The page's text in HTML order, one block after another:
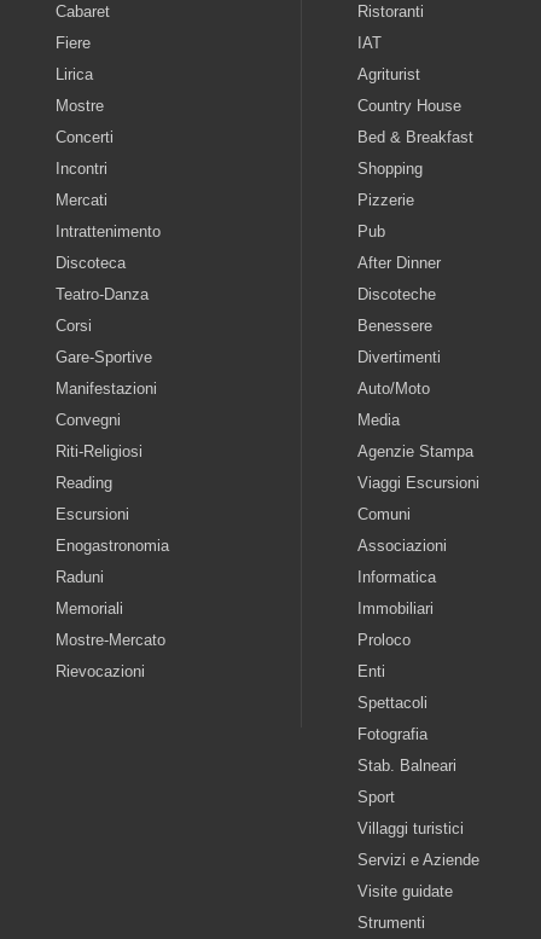
Cabaret
Fiere
Lirica
Mostre
Concerti
Incontri
Mercati
Intrattenimento
Discoteca
Teatro-Danza
Corsi
Gare-Sportive
Manifestazioni
Convegni
Riti-Religiosi
Reading
Escursioni
Enogastronomia
Raduni
Memoriali
Mostre-Mercato
Rievocazioni
Ristoranti
IAT
Agriturist
Country House
Bed & Breakfast
Shopping
Pizzerie
Pub
After Dinner
Discoteche
Benessere
Divertimenti
Auto/Moto
Media
Agenzie Stampa
Viaggi Escursioni
Comuni
Associazioni
Informatica
Immobiliari
Proloco
Enti
Spettacoli
Fotografia
Stab. Balneari
Sport
Villaggi turistici
Servizi e Aziende
Visite guidate
Strumenti